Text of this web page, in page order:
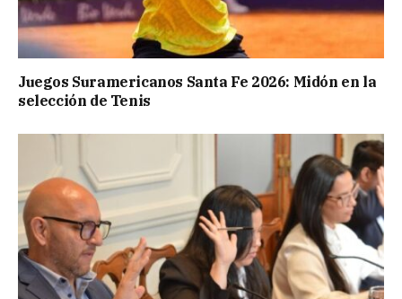
Juegos Suramericanos Santa Fe 2026: Midón en la
selección de Tenis